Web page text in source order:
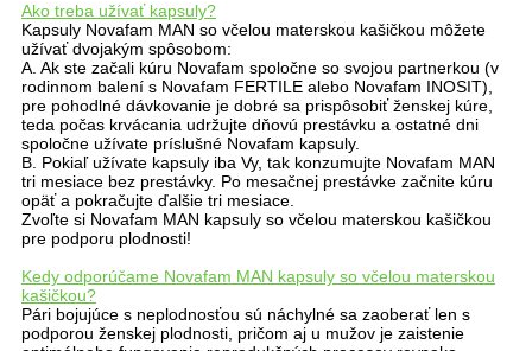
Ako treba užívať kapsuly?
Kapsuly Novafam MAN so včelou materskou kašičkou môžete
užívať dvojakým spôsobom:
A. Ak ste začali kúru Novafam spoločne so svojou partnerkou (v
rodinnom balení s Novafam FERTILE alebo Novafam INOSIT),
pre pohodlné dávkovanie je dobré sa prispôsobiť ženskej kúre,
teda počas krvácania udržujte dňovú prestávku a ostatné dni
spoločne užívate príslušné Novafam kapsuly.
B. Pokiaľ užívate kapsuly iba Vy, tak konzumujte Novafam MAN
tri mesiace bez prestávky. Po mesačnej prestávke začnite kúru
opäť a pokračujte ďalšie tri mesiace.
Zvoľte si Novafam MAN kapsuly so včelou materskou kašičkou
pre podporu plodnosti!
Kedy odporúčame Novafam MAN kapsuly so včelou materskou
kašičkou?
Pári bojujúce s neplodnosťou sú náchylné sa zaoberať len s
podporou ženskej plodnosti, pričom aj u mužov je zaistenie